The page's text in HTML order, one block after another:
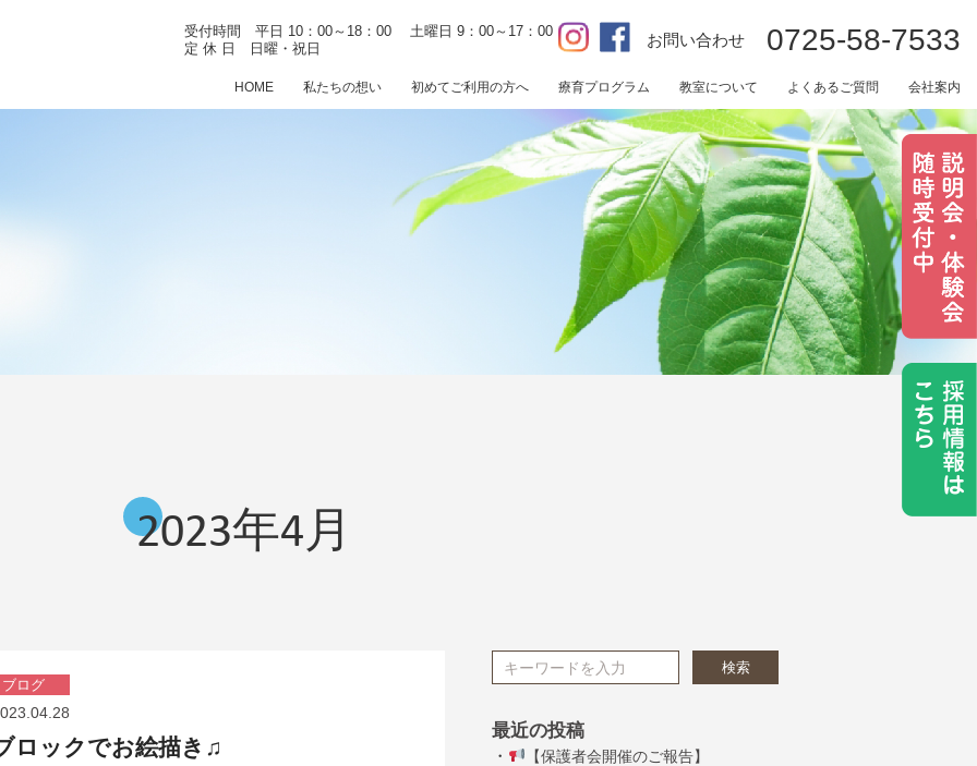
HOME 私たちの想い 初めてご利用の方へ 療育プログラム 教室について よくあるご質問 会社案内
受付時間 平日 10：00～18：00 土曜日 9：00～17：00
定 休 日 日曜・祝日
お問い合わせ 0725-58-7533
2023年4月
ブログ
ロックでお絵描き♫
検索
最近の投稿
・ 【保護者会開催のご報告】